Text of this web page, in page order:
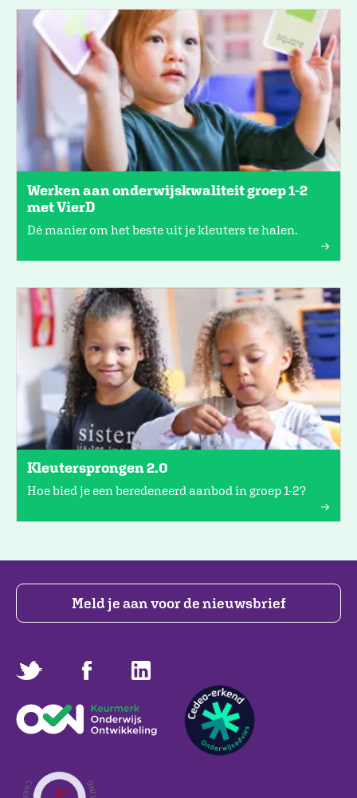
Werken aan onderwijskwaliteit groep 1-2
met VierD
Dé manier om het beste uit je kleuters te halen.
Kleutersprongen 2.0
Hoe bied je een beredeneerd aanbod in groep 1-2?
Meld je aan voor de nieuwsbrief